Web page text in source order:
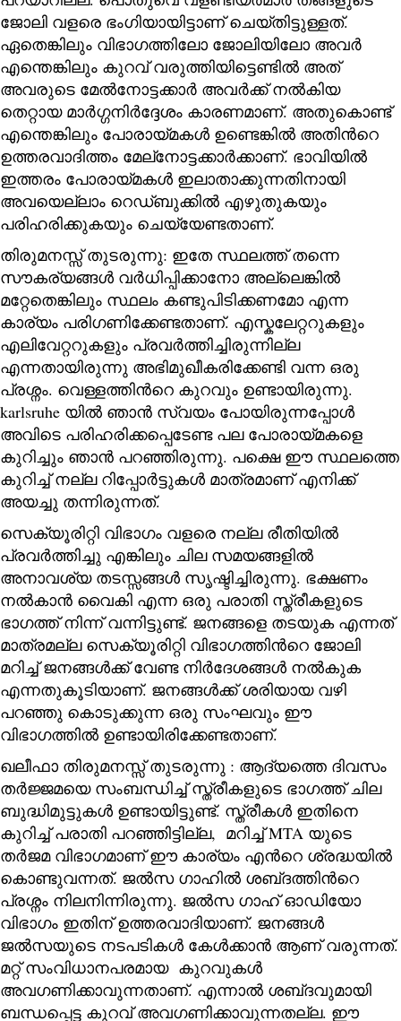
ജോലി വളരെ ഭംഗിയായിട്ടാണ് ചെയ്തിട്ടുള്ളത്.
ഏതെങ്കിലും വിഭാഗത്തിലോ ജോലിയിലോ അവർ
എന്തെങ്കിലും കുറവ് വരുത്തിയിട്ടെണ്ടിൽ അത്
അവരുടെ മേൽനോട്ടക്കാർ അവർക്ക് നൽകിയ
തെറ്റായ മാർഗ്ഗനിർദ്ദേശം കാരണമാണ്. അതുകൊണ്ട്
എന്തെങ്കിലും പോരായ്മകൾ ഉണ്ടെങ്കിൽ അതിന്‍റെ
ഉത്തരവാദിത്തം മേല്നോട്ടക്കാർക്കാണ്. ഭാവിയിൽ
ഇത്തരം പോരായ്മകൾ ഇലാതാക്കുന്നതിനായി
അവയെല്ലാം റെഡ്‌ബുക്കിൽ എഴുതുകയും
പരിഹരിക്കുകയും ചെയ്യേണ്ടതാണ്.
തിരുമനസ്സ് തുടരുന്നു: ഇതേ സ്ഥലത്ത് തന്നെ
സൗകര്യങ്ങൾ വർധിപ്പിക്കാനോ അല്ലെങ്കിൽ
മറ്റേതെങ്കിലും സ്ഥലം കണ്ടുപിടിക്കണമോ എന്ന
കാര്യം പരിഗണിക്കേണ്ടതാണ്. എസ്കലേറ്ററുകളും
എലിവേറ്ററുകളും പ്രവർത്തിച്ചിരുന്നില്ല
എന്നതായിരുന്നു അഭിമുഖീകരിക്കേണ്ടി വന്ന ഒരു
പ്രശ്നം. വെള്ളത്തിന്‍റെ കുറവും ഉണ്ടായിരുന്നു.
karlsruhe യിൽ ഞാൻ സ്വയം പോയിരുന്നപ്പോൾ
അവിടെ പരിഹരിക്കപ്പെടേണ്ട പല പോരായ്മകളെ
കുറിച്ചും ഞാൻ പറഞ്ഞിരുന്നു. പക്ഷെ ഈ സ്ഥലത്തെ
കുറിച്ച് നല്ല റിപ്പോർട്ടുകൾ മാത്രമാണ് എനിക്ക്
അയച്ചു തന്നിരുന്നത്.
സെക്യൂരിറ്റി വിഭാഗം വളരെ നല്ല രീതിയിൽ
പ്രവർത്തിച്ചു എങ്കിലും ചില സമയങ്ങളിൽ
അനാവശ്യ തടസ്സങ്ങൾ സൃഷ്ടിച്ചിരുന്നു. ഭക്ഷണം
നൽകാൻ വൈകി എന്ന ഒരു പരാതി സ്ത്രീകളുടെ
ഭാഗത്ത് നിന്ന് വന്നിട്ടുണ്ട്. ജനങ്ങളെ തടയുക എന്നത്
മാത്രമല്ല സെക്യൂരിറ്റി വിഭാഗത്തിന്‍റെ ജോലി
മറിച്ച് ജനങ്ങൾക്ക് വേണ്ട നിർദേശങ്ങൾ നൽകുക
എന്നതുകൂടിയാണ്. ജനങ്ങൾക്ക് ശരിയായ വഴി
പറഞ്ഞു കൊടുക്കുന്ന ഒരു സംഘവും ഈ
വിഭാഗത്തിൽ ഉണ്ടായിരിക്കേണ്ടതാണ്.
ഖലീഫാ തിരുമനസ്സ് തുടരുന്നു : ആദ്യത്തെ ദിവസം
തർജ്ജമയെ സംബന്ധിച്ച് സ്ത്രീകളുടെ ഭാഗത്ത് ചില
ബുദ്ധിമുട്ടുകൾ ഉണ്ടായിട്ടുണ്ട്. സ്ത്രീകൾ ഇതിനെ
കുറിച്ച് പരാതി പറഞ്ഞിട്ടില്ല, മറിച്ച് MTA യുടെ
തർജമ വിഭാഗമാണ് ഈ കാര്യം എന്‍റെ ശ്രദ്ധയിൽ
കൊണ്ടുവന്നത്. ജൽസ ഗാഹിൽ ശബ്‌ദത്തിന്‍റെ
പ്രശ്നം നിലനിന്നിരുന്നു. ജൽസ ഗാഹ് ഓഡിയോ
വിഭാഗം ഇതിന് ഉത്തരവാദിയാണ്. ജനങ്ങൾ
ജൽസയുടെ നടപടികൾ കേൾക്കാൻ ആണ് വരുന്നത്.
മറ്റ് സംവിധാനപരമായ കുറവുകൾ
അവഗണിക്കാവുന്നതാണ്. എന്നാൽ ശബ്‌ദവുമായി
ബന്ധപ്പെട്ട കുറവ് അവഗണിക്കാവുന്നതല്ല. ഈ